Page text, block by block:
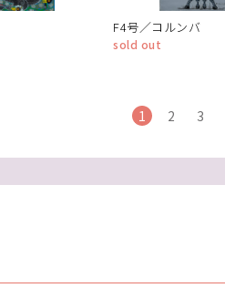
F4号／コルンバ
sold out
1 2 3